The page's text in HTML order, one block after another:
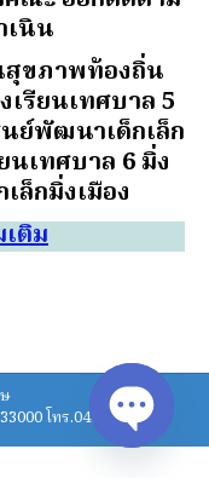
เนิน
สุขภาพท้องถิ่น
เรียนเทศบาล 5
ย์พัฒนาเด็กเล็ก
นเทศบาล 6 มิ่ง
ล็กมิ่งเมือง
ติม
โทร.045-620211-4